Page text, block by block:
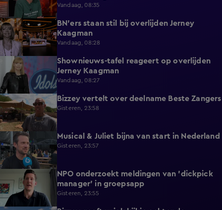
Vandaag, 08:35
3:44
BN'ers staan stil bij overlijden Jerney
Kaagman
Vandaag, 08:28
5:12
Shownieuws-tafel reageert op overlijden
Jerney Kaagman
Vandaag, 08:27
1:14 Bizzey vertelt over deelname Beste Zangers
Gisteren, 23:58
1:11 Musical & Juliet bijna van start in Nederland
Gisteren, 23:57
NPO onderzoekt meldingen van 'dickpick
manager' in groepsapp
Gisteren, 23:55